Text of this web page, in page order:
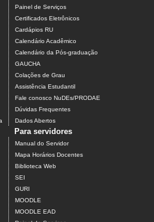
Painel de Serviços
Certificados Eletrônicos
Cardápios RU
Calendário Acadêmico
Calendário da Pós-graduação
GAUCHA
Colações de Grau
Assistência Estudantil
Fale conosco NuDEs/PRODAE
Dúvidas Frequentes
Dados Abertos
Para servidores
Manual do Servidor
Mapa Horários Docentes
Biblioteca Web
SEI
GURI
MOODLE
MOODLE EAD